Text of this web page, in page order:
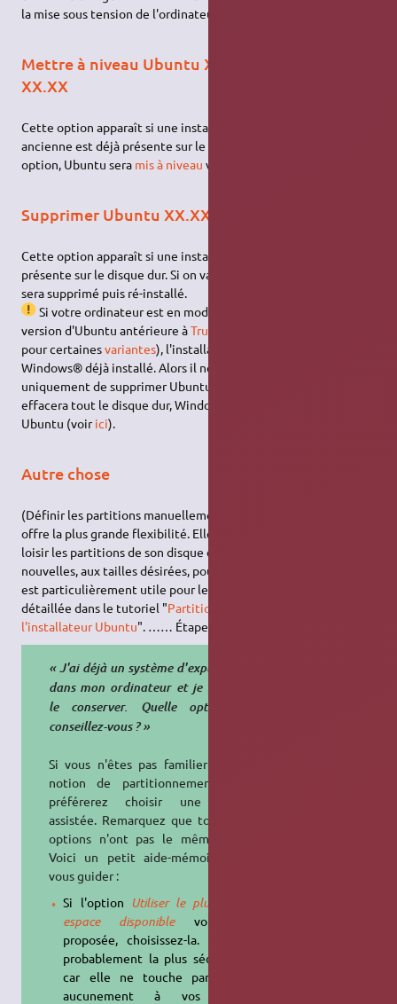
la mise sous tension de l'ordinateur.
Mettre à niveau Ubuntu XX.XX vers Ubuntu
XX.XX
Cette option apparaît si une installation d'Ubuntu plus
ancienne est déjà présente sur le disque dur. Si on valide cette
option, Ubuntu sera mis à niveau vers la nouvelle version.
Supprimer Ubuntu XX.XX et réinstaller
Cette option apparaît si une installation de Ubuntu est déjà
présente sur le disque dur. Si on valide cette option, Ubuntu
sera supprimé puis ré-installé.
Si votre ordinateur est en mode
version d'Ubuntu antérieure àTrusty 14.04.2
pour certainesvariantes), l'installateur ne reconnaîtra pas
Windows® déjà installé. Alors il ne se contentera pas
uniquement de supprimer Ubuntu existant, l'installateur
effacera tout le disque dur, Windows® compris, pour installer
Ubuntu (voirici).
Autre chose
(Définir les partitions manuellement - avancé): Cette option
offre la plus grande flexibilité. Elle permet de redimensionner à
loisir les partitions de son disque dur et d'en créer des
nouvelles, aux tailles désirées, pour Ubuntu. C'est un mode qui
est particulièrement utile pour les experts. Cette option est
détaillée dans le tutoriel "Partitionner manuellement avec
l'installateur Ubuntu". …… Étape 4 : Lancer l'installation
« J'ai déjà un système d'exploitation
dans mon ordinateur et je souhaite
le conserver. Quelle option me
conseillez-vous ? »
Si vous n'êtes pas familier avec la
notion de partitionnement, vous
préférerez choisir une option
assistée. Remarquez que toutes les
options n'ont pas le même effet.
Voici un petit aide-mémoire pour
vous guider :
Si l'option
Utiliser le plus grand
espace disponiblevous est
proposée, choisissez-la. Elle est
probablement la plus sécuritaire,
car elle ne touche par défaut
aucunement à vos autres